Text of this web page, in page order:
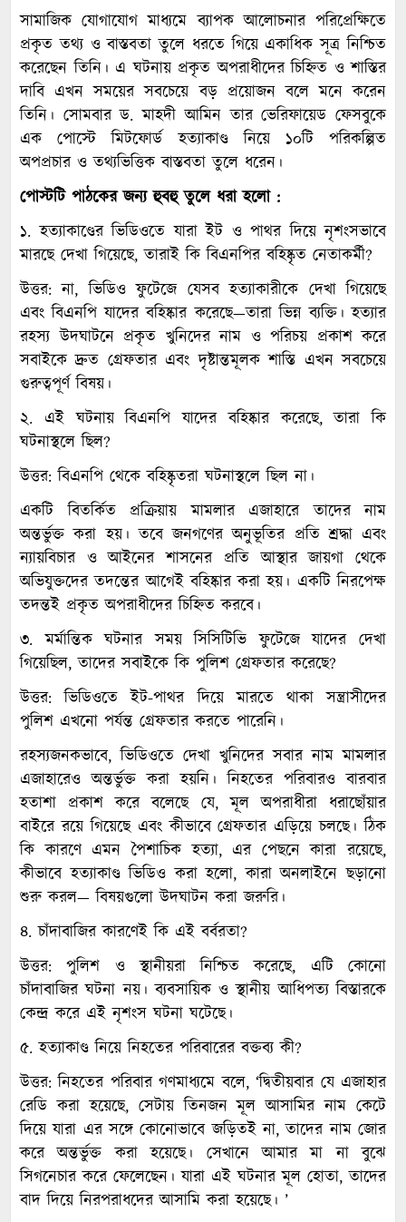
সামাজিক যোগাযোগ মাধ্যমে ব্যাপক আলোচনার পরিপ্রেক্ষিতে
প্রকৃত তথ্য ও বাস্তবতা তুলে ধরতে গিয়ে একাধিক সূত্র নিশ্চিত
করেছেন তিনি। এ ঘটনায় প্রকৃত অপরাধীদের চিহ্নিত ও শাস্তির
দাবি এখন সময়ের সবচেয়ে বড় প্রয়োজন বলে মনে করেন
তিনি। সোমবার ড. মাহদী আমিন তার ভেরিফায়েড ফেসবুকে
এক পোস্টে মিটফোর্ড হত্যাকাণ্ড নিয়ে ১০টি পরিকল্পিত
অপপ্রচার ও তথ্যভিত্তিক বাস্তবতা তুলে ধরেন।
পোস্টটি পাঠকের জন্য হুবহু তুলে ধরা হলো :
১. হত্যাকাণ্ডের ভিডিওতে যারা ইট ও পাথর দিয়ে নৃশংসভাবে
মারছে দেখা গিয়েছে, তারাই কি বিএনপির বহিষ্কৃত নেতাকর্মী?
উত্তর: না, ভিডিও ফুটেজে যেসব হত্যাকারীকে দেখা গিয়েছে
এবং বিএনপি যাদের বহিষ্কার করেছে—তারা ভিন্ন ব্যক্তি। হত্যার
রহস্য উদঘাটনে প্রকৃত খুনিদের নাম ও পরিচয় প্রকাশ করে
সবাইকে দ্রুত গ্রেফতার এবং দৃষ্টান্তমূলক শাস্তি এখন সবচেয়ে
গুরুত্বপূর্ণ বিষয়।
২. এই ঘটনায় বিএনপি যাদের বহিষ্কার করেছে, তারা কি
ঘটনাস্থলে ছিল?
উত্তর: বিএনপি থেকে বহিষ্কৃতরা ঘটনাস্থলে ছিল না।
একটি বিতর্কিত প্রক্রিয়ায় মামলার এজাহারে তাদের নাম
অন্তর্ভুক্ত করা হয়। তবে জনগণের অনুভূতির প্রতি শ্রদ্ধা এবং
ন্যায়বিচার ও আইনের শাসনের প্রতি আস্থার জায়গা থেকে
অভিযুক্তদের তদন্তের আগেই বহিষ্কার করা হয়। একটি নিরপেক্ষ
তদন্তই প্রকৃত অপরাধীদের চিহ্নিত করবে।
৩. মর্মান্তিক ঘটনার সময় সিসিটিভি ফুটেজে যাদের দেখা
গিয়েছিল, তাদের সবাইকে কি পুলিশ গ্রেফতার করেছে?
উত্তর: ভিডিওতে ইট-পাথর দিয়ে মারতে থাকা সন্ত্রাসীদের
পুলিশ এখনো পর্যন্ত গ্রেফতার করতে পারেনি।
রহস্যজনকভাবে, ভিডিওতে দেখা খুনিদের সবার নাম মামলার
এজাহারেও অন্তর্ভুক্ত করা হয়নি। নিহতের পরিবারও বারবার
হতাশা প্রকাশ করে বলেছে যে, মূল অপরাধীরা ধরাছোঁয়ার
বাইরে রয়ে গিয়েছে এবং কীভাবে গ্রেফতার এড়িয়ে চলছে। ঠিক
কি কারণে এমন পৈশাচিক হত্যা, এর পেছনে কারা রয়েছে,
কীভাবে হত্যাকাণ্ড ভিডিও করা হলো, কারা অনলাইনে ছড়ানো
শুরু করল— বিষয়গুলো উদঘাটন করা জরুরি।
৪. চাঁদাবাজির কারণেই কি এই বর্বরতা?
উত্তর: পুলিশ ও স্থানীয়রা নিশ্চিত করেছে, এটি কোনো
চাঁদাবাজির ঘটনা নয়। ব্যবসায়িক ও স্থানীয় আধিপত্য বিস্তারকে
কেন্দ্র করে এই নৃশংস ঘটনা ঘটেছে।
৫. হত্যাকাণ্ড নিয়ে নিহতের পরিবারের বক্তব্য কী?
উত্তর: নিহতের পরিবার গণমাধ্যমে বলে, ‘দ্বিতীয়বার যে এজাহার
রেডি করা হয়েছে, সেটায় তিনজন মূল আসামির নাম কেটে
দিয়ে যারা এর সঙ্গে কোনোভাবে জড়িতই না, তাদের নাম জোর
করে অন্তর্ভুক্ত করা হয়েছে। সেখানে আমার মা না বুঝে
সিগনেচার করে ফেলেছেন। যারা এই ঘটনার মূল হোতা, তাদের
বাদ দিয়ে নিরপরাধদের আসামি করা হয়েছে। ’